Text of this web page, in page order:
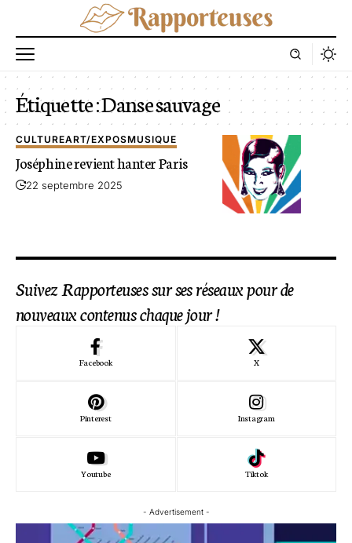
Étiquette :Danse sauvage
CULTUREART/EXPOSMUSIQUE
Joséphine revient hanter Paris
22 septembre 2025
Suivez Rapporteuses sur ses réseaux pour de
nouveaux contenus chaque jour !
Facebook X
Pinterest Instagram
Youtube Tiktok
- Advertisement -